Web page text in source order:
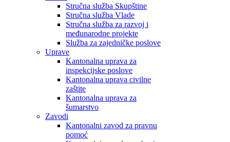
Stručna služba Skupštine
Stručna služba Vlade
Stručna služba za razvoj i
međunarodne projekte
Služba za zajedničke poslove
Uprave
Kantonalna uprava za
inspekcijske poslove
Kantonalna uprava civilne
zaštite
Kantonalna uprava za
šumarstvo
Zavodi
Kantonalni zavod za pravnu
pomoć